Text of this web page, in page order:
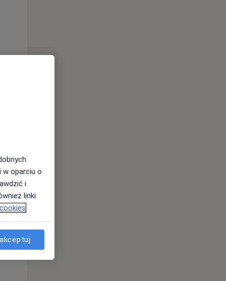
Pon,
w oparciu o
i
linki